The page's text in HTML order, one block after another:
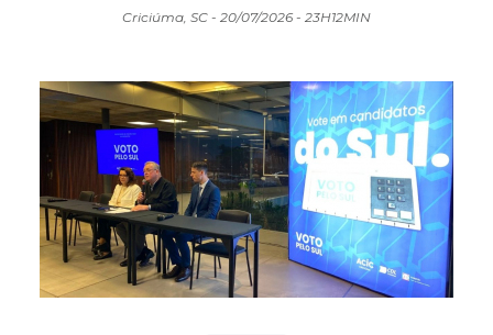
Criciúma, SC - 20/07/2026 - 23H12MIN